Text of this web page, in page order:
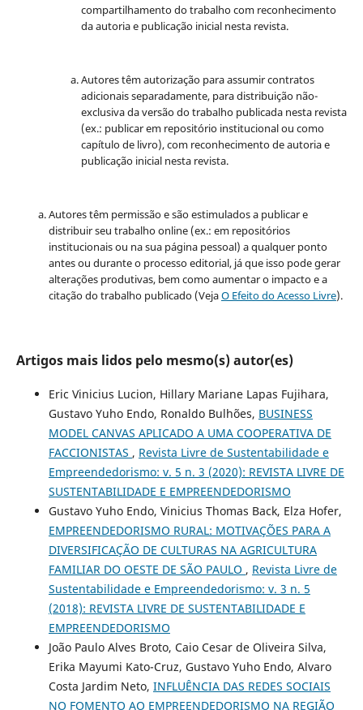
compartilhamento do trabalho com reconhecimento
da autoria e publicação inicial nesta revista.
Autores têm autorização para assumir contratos
adicionais separadamente, para distribuição não-
exclusiva da versão do trabalho publicada nesta revista
(ex.: publicar em repositório institucional ou como
capítulo de livro), com reconhecimento de autoria e
publicação inicial nesta revista.
Autores têm permissão e são estimulados a publicar e
distribuir seu trabalho online (ex.: em repositórios
institucionais ou na sua página pessoal) a qualquer ponto
antes ou durante o processo editorial, já que isso pode gerar
alterações produtivas, bem como aumentar o impacto e a
citação do trabalho publicado (VejaO Efeito do Acesso Livre).
Artigos mais lidos pelo mesmo(s) autor(es)
Eric Vinicius Lucion, Hillary Mariane Lapas Fujihara,
Gustavo Yuho Endo, Ronaldo Bulhões, BUSINESS
MODEL CANVAS APLICADO A UMA COOPERATIVA DE
FACCIONISTAS , Revista Livre de Sustentabilidade e
Empreendedorismo: v. 5 n. 3 (2020): REVISTA LIVRE DE
SUSTENTABILIDADE E EMPREENDEDORISMO
Gustavo Yuho Endo, Vinicius Thomas Back, Elza Hofer,
EMPREENDEDORISMO RURAL: MOTIVAÇÕES PARA A
DIVERSIFICAÇÃO DE CULTURAS NA AGRICULTURA
FAMILIAR DO OESTE DE SÃO PAULO , Revista Livre de
Sustentabilidade e Empreendedorismo: v. 3 n. 5
(2018): REVISTA LIVRE DE SUSTENTABILIDADE E
EMPREENDEDORISMO
João Paulo Alves Broto, Caio Cesar de Oliveira Silva,
Erika Mayumi Kato-Cruz, Gustavo Yuho Endo, Alvaro
Costa Jardim Neto, INFLUÊNCIA DAS REDES SOCIAIS
NO FOMENTO AO EMPREENDEDORISMO NA REGIÃO